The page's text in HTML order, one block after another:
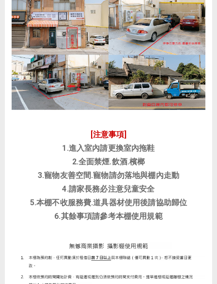
[注意事項]
1.進入室內請更換室內拖鞋
2.全面禁煙.飲酒.檳榔
3.寵物友善空間.寵物請勿落地與棚內走動
4.請家長務必注意兒童安全
5.本棚不收服務費.道具器材使用後請協助歸位
6.其餘事項請參考本棚使用規範